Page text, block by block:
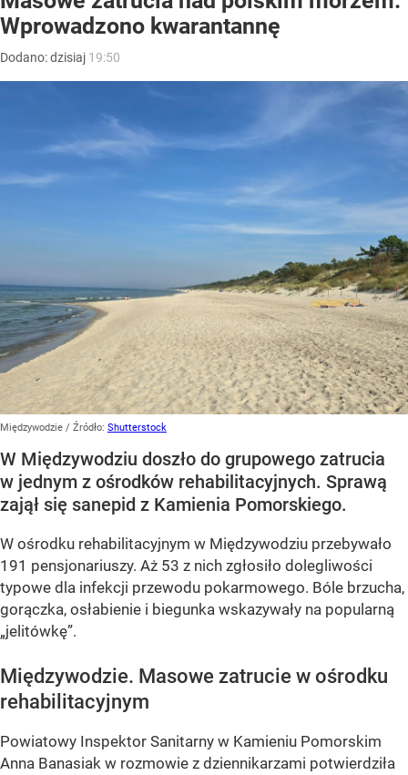
Wprowadzono kwarantannę
Dodano:dzisiaj 19:50
Międzywodzie / Źródło: Shutterstock
W Międzywodziu doszło do grupowego zatrucia
w jednym z ośrodków rehabilitacyjnych. Sprawą
zajął się sanepid z Kamienia Pomorskiego.
W ośrodku rehabilitacyjnym w Międzywodziu przebywało
191 pensjonariuszy. Aż 53 z nich zgłosiło dolegliwości
typowe dla infekcji przewodu pokarmowego. Bóle brzucha,
gorączka, osłabienie i biegunka wskazywały na popularną
„jelitówkę”.
Międzywodzie. Masowe zatrucie w ośrodku
rehabilitacyjnym
Powiatowy Inspektor Sanitarny w Kamieniu Pomorskim
Anna Banasiak w rozmowie z dziennikarzami potwierdziła